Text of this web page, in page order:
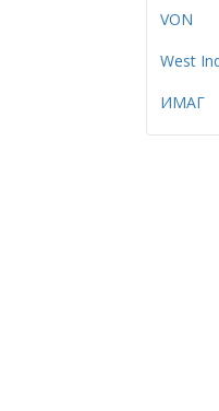
VON
West
ИМАГ